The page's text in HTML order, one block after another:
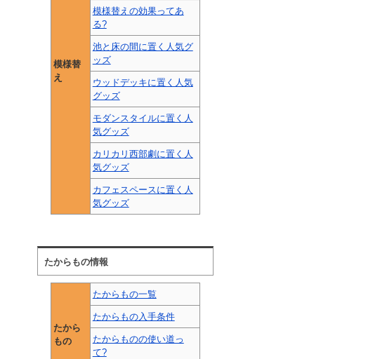
模様替
え
模様替えの効果ってあ
る?
池と床の間に置く人気グ
ッズ
ウッドデッキに置く人気
グッズ
モダンスタイルに置く人
気グッズ
カリカリ西部劇に置く人
気グッズ
カフェスペースに置く人
気グッズ
たからもの情報
たから
もの
たからもの一覧
たからもの入手条件
たからものの使い道っ
て?